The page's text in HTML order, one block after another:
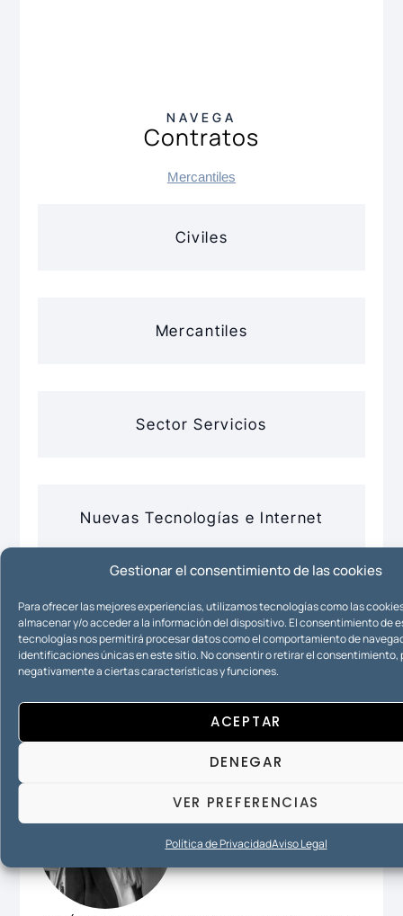
Gestionar el consentimiento de las cookies
Para ofrecer las mejores experiencias, utilizamos tecnologías como las
almacenar y/o acceder a la información del dispositivo. El consentimiento de
tecnologías nos permitirá procesar datos como el comportamiento de
identificaciones únicas en este sitio. No consentir o retirar el consentimiento,
negativamente a ciertas características y funciones.
ACEPTAR
DENEGAR
VER PREFERENCIAS
Política de PrivacidadAviso Legal
NAVEGA
Contratos
Mercantiles
Civiles
Mercantiles
Sector Servicios
Nuevas Tecnologías e Internet
Propiedad Intelectual
Propiedad Industrial